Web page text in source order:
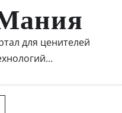
для ценителей